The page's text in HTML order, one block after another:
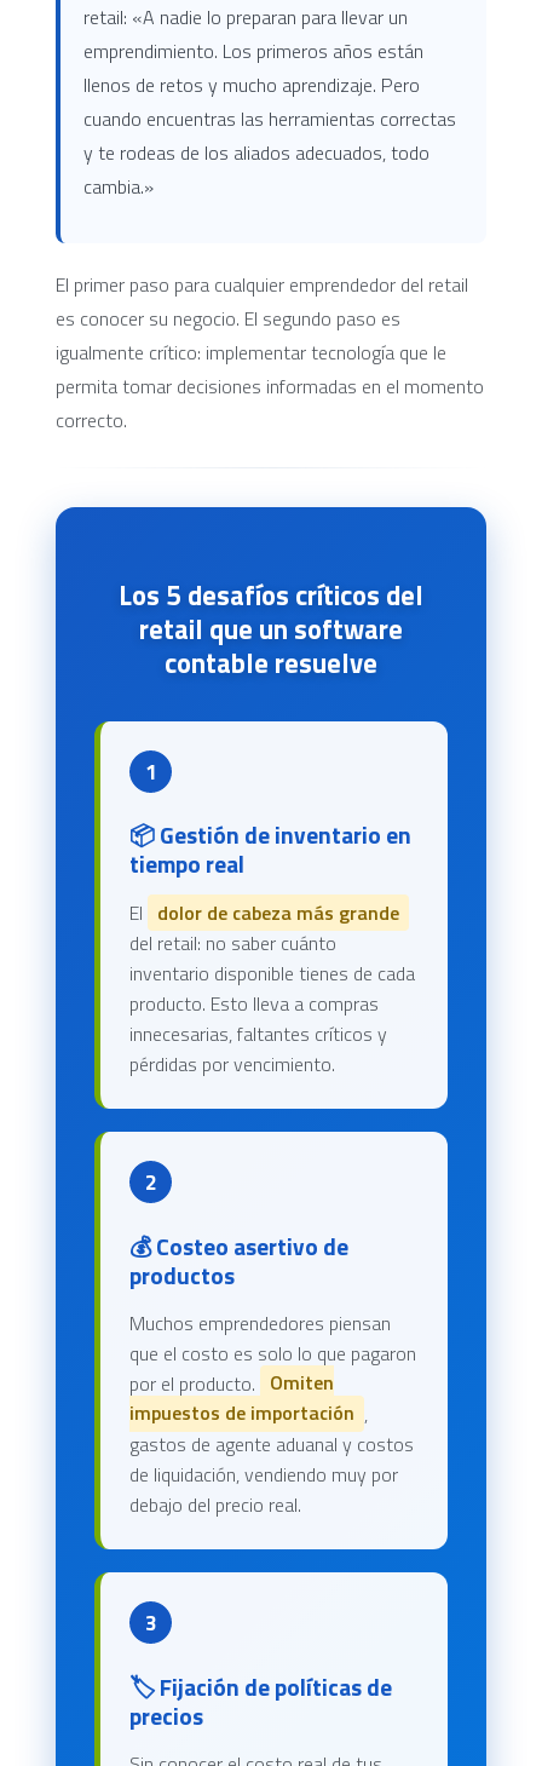
retail: «A nadie lo preparan para llevar un
emprendimiento. Los primeros años están
llenos de retos y mucho aprendizaje. Pero
cuando encuentras las herramientas correctas
y te rodeas de los aliados adecuados, todo
cambia.»
El primer paso para cualquier emprendedor del retail
es conocer su negocio. El segundo paso es
igualmente crítico: implementar tecnología que le
permita tomar decisiones informadas en el momento
correcto.
Los 5 desafíos críticos del
retail que un software
contable resuelve
1
📦 Gestión de inventario en
tiempo real
El dolor de cabeza más grande
del retail: no saber cuánto
inventario disponible tienes de cada
producto. Esto lleva a compras
innecesarias, faltantes críticos y
pérdidas por vencimiento.
2
💰 Costeo asertivo de
productos
Muchos emprendedores piensan
que el costo es solo lo que pagaron
por el producto. Omiten
impuestos de importación ,
gastos de agente aduanal y costos
de liquidación, vendiendo muy por
debajo del precio real.
3
🏷️ Fijación de políticas de
precios